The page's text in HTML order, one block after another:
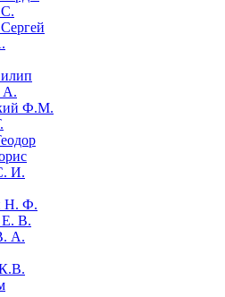
А.
Ф.М.
И.
Н. Ф.
Е. В.
А.